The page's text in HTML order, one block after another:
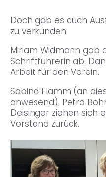
Doch gab es auch
zu verkünden:
Miriam Widmann gab
Schriftführerin ab.
Arbeit für den Verein.
Sabina Flamm (an
anwesend), Petra
Deisinger ziehen sich
Vorstand zurück.